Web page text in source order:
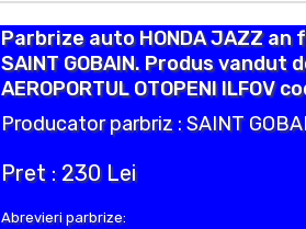
Parbrize auto HONDA JAZZ
SAINT GOBAIN. Produs vandut
AEROPORTUL OTOPENI ILFOV
Producator parbriz : SAINT
Pret : 230 Lei
Abrevieri parbrize: